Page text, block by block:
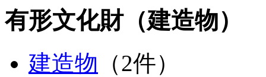
有形文化財（建造物）
建造物 （2件）